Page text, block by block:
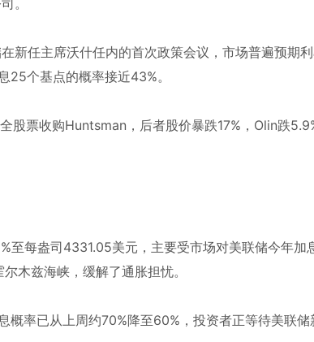
。
新任主席沃什任内的首次政策会议，市场普遍预期
25个基点的概率接近43%。
股票收购Huntsman，后者股价暴跌17%，Olin跌
至每盎司4331.05美元，主要受市场对美联储今年加
木兹海峡，缓解了通胀担忧。
概率已从上周约70%降至60%，投资者正等待美联